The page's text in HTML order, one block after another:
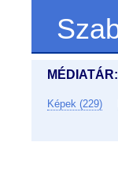
MÉDIATÁR:
Képek (229)